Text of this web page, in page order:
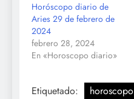
Horóscopo diario de
Aries 29 de febrero de
2024
febrero 28, 2024
En «Horoscopo diario»
Etiquetado: horoscopo